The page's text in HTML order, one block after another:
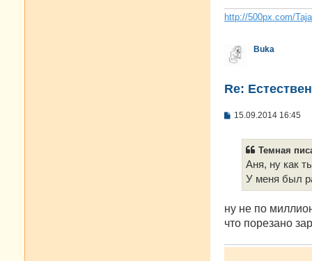
н
и
http://500px.com/
Buka
Re:
С15.09.2014 16:45
Темная
Аня, ну как
У меня был
ну не по
что порезано